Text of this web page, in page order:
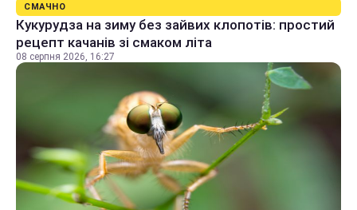
СМАЧНО
Кукурудза на зиму без зайвих клопотів: простий
рецепт качанів зі смаком літа
08 серпня 2026, 16:27